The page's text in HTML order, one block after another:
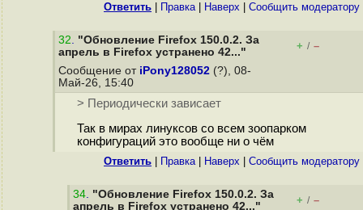
Ответить Правка| Наверх Cообщить модератору
32. "Обновление Firefox 150.0.2. За
апрель в Firefox устранено 42..."
+ / –
Сообщение от iPony128052 (?), 08-
Май-26, 15:40
> Периодически зависает
Так в мирах линуксов со всем зоопарком
конфигураций это вообще ни о чём
Ответить Правка| Наверх Cообщить модератору
34. "Обновление Firefox 150.0.2. За
апрель в Firefox устранено 42..."
+ / –